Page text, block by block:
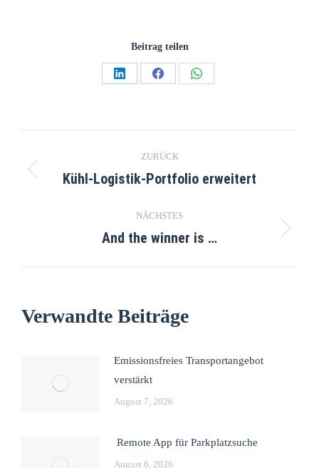
Beitrag teilen
ZURÜCK
Kühl-Logistik-Portfolio erweitert
NÄCHSTES
And the winner is …
Verwandte Beiträge
Emissionsfreies Transportangebot
verstärkt
August 7, 2026
Remote App für Parkplatzsuche
August 6, 2026